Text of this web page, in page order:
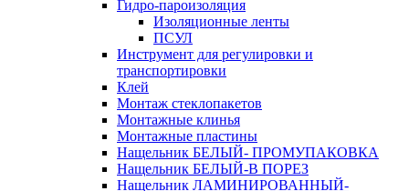
Гидро-пароизоляция
Изоляционные ленты
ПСУЛ
Инструмент для регулировки и
транспортировки
Клей
Монтаж стеклопакетов
Монтажные клинья
Монтажные пластины
Нащельник БЕЛЫЙ- ПРОМУПАКОВКА
Нащельник БЕЛЫЙ-В ПОРЕЗ
Нащельник ЛАМИНИРОВАННЫЙ-